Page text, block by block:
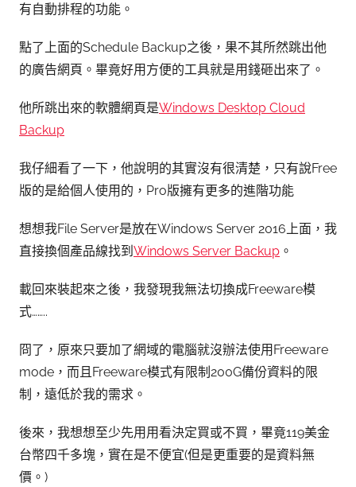
有自動排程的功能。
點了上面的Schedule Backup之後，果不其所然跳出他
的廣告網頁。畢竟好用方便的工具就是用錢砸出來了。
他所跳出來的軟體網頁是Windows Desktop Cloud
Backup
我仔細看了一下，他說明的其實沒有很清楚，只有說Free
版的是給個人使用的，Pro版擁有更多的進階功能
想想我File Server是放在Windows Server 2016上面，我
直接換個產品線找到 Windows Server Backup 。
載回來裝起來之後，我發現我無法切換成Freeware模
式……..
冏了，原來只要加了網域的電腦就沒辦法使用Freeware
mode，而且Freeware模式有限制200G備份資料的限
制，遠低於我的需求。
後來，我想想至少先用用看決定買或不買，畢竟119美金
台幣四千多塊，實在是不便宜(但是更重要的是資料無
價。)